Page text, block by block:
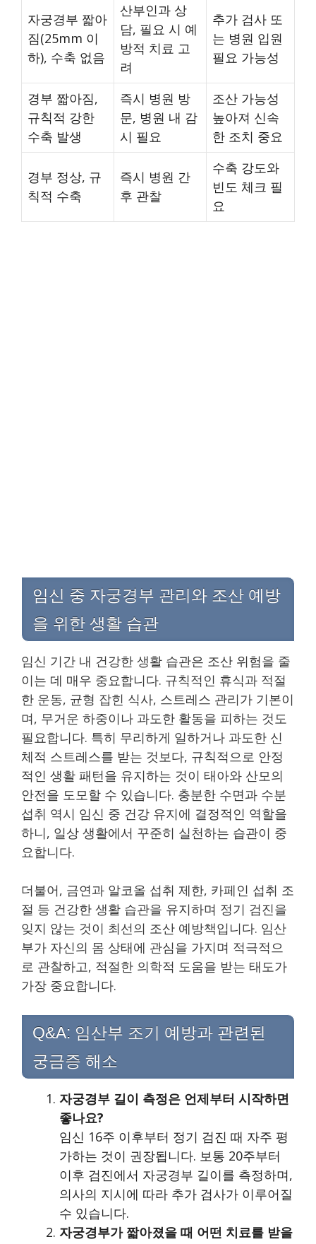
자궁경부 짧아
짐(25mm 이
하), 수축 없음
산부인과 상
담, 필요 시 예
방적 치료 고
려
추가 검사 또
는 병원 입원
필요 가능성
경부 짧아짐,
규칙적 강한
수축 발생
즉시 병원 방
문, 병원 내 감
시 필요
조산 가능성
높아져 신속
한 조치 중요
경부 정상, 규
칙적 수축
즉시 병원 간
후 관찰
수축 강도와
빈도 체크 필
요
임신 중 자궁경부 관리와 조산 예방
을 위한 생활 습관
임신 기간 내 건강한 생활 습관은 조산 위험을 줄
이는 데 매우 중요합니다. 규칙적인 휴식과 적절
한 운동, 균형 잡힌 식사, 스트레스 관리가 기본이
며, 무거운 하중이나 과도한 활동을 피하는 것도
필요합니다. 특히 무리하게 일하거나 과도한 신
체적 스트레스를 받는 것보다, 규칙적으로 안정
적인 생활 패턴을 유지하는 것이 태아와 산모의
안전을 도모할 수 있습니다. 충분한 수면과 수분
섭취 역시 임신 중 건강 유지에 결정적인 역할을
하니, 일상 생활에서 꾸준히 실천하는 습관이 중
요합니다.
더불어, 금연과 알코올 섭취 제한, 카페인 섭취 조
절 등 건강한 생활 습관을 유지하며 정기 검진을
잊지 않는 것이 최선의 조산 예방책입니다. 임산
부가 자신의 몸 상태에 관심을 가지며 적극적으
로 관찰하고, 적절한 의학적 도움을 받는 태도가
가장 중요합니다.
Q&A: 임산부 조기 예방과 관련된
궁금증 해소
자궁경부 길이 측정은 언제부터 시작하면
좋나요?
임신 16주 이후부터 정기 검진 때 자주 평
가하는 것이 권장됩니다. 보통 20주부터
이후 검진에서 자궁경부 길이를 측정하며,
의사의 지시에 따라 추가 검사가 이루어질
수 있습니다.
자궁경부가 짧아졌을 때 어떤 치료를 받을